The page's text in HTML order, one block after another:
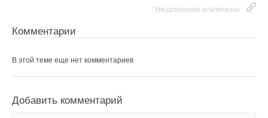
Уведомления отключены
Комментарии
В этой теме еще нет комментариев
Добавить комментарий
Текст комментария
Уведомления отключены
Комментарии
В этой теме еще нет комментариев
Добавить комментарий